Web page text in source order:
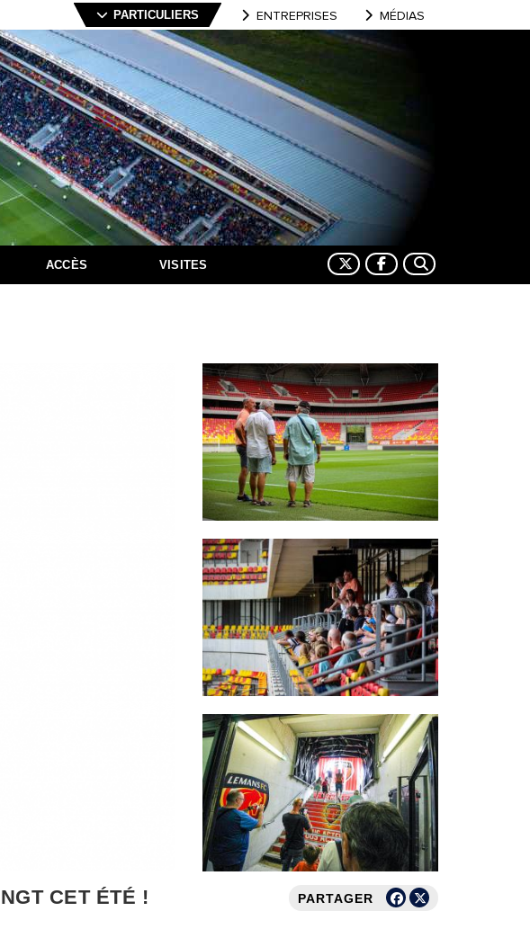
PARTICULIERS ENTREPRISES MÉDIAS
ACCÈS VISITES
PARTAGER
CET ÉTÉ !